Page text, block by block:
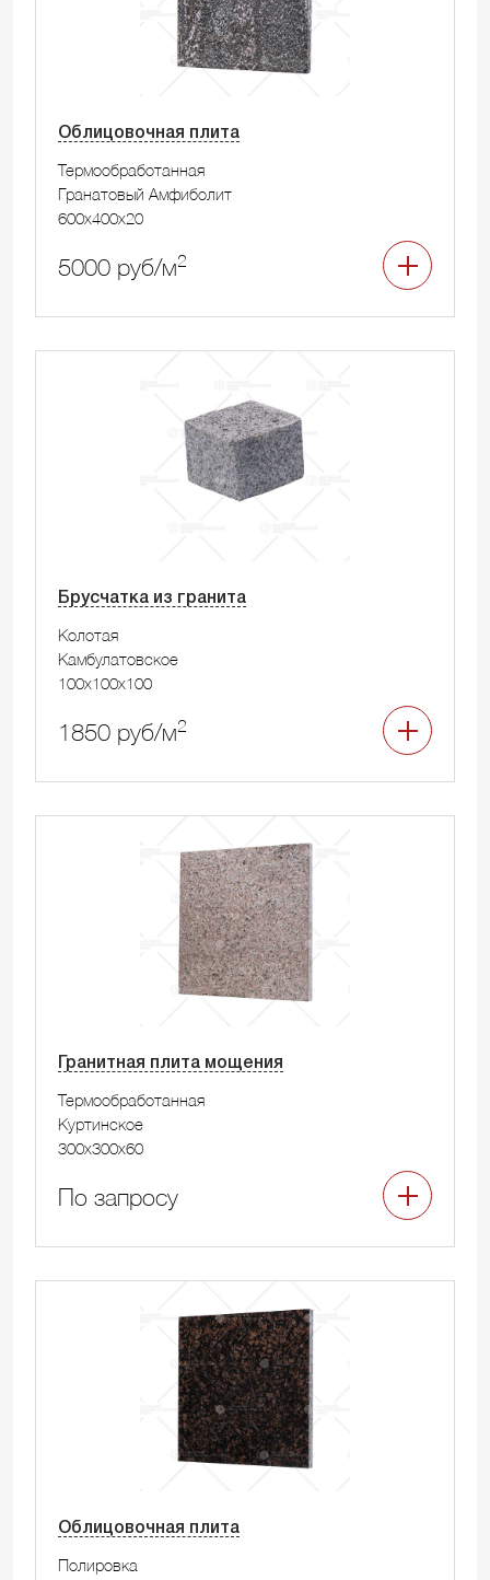
Облицовочная плита
Термообработанная
Гранатовый Амфиболит
600x400x20
5000 руб/м2
Брусчатка из гранита
Колотая
Камбулатовское
100x100x100
1850 руб/м2
Гранитная плита мощения
Термообработанная
Куртинское
300x300x60
По запросу
Облицовочная плита
Полировка